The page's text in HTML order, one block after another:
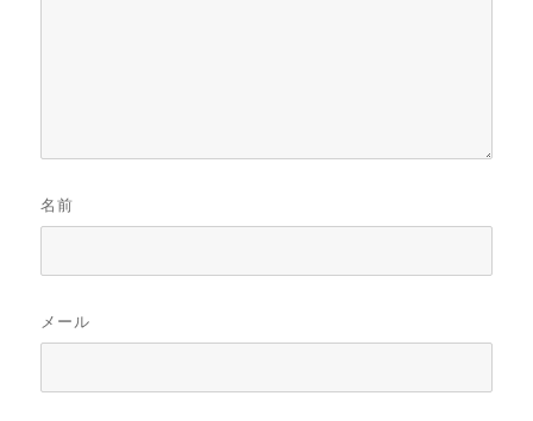
名前
メール